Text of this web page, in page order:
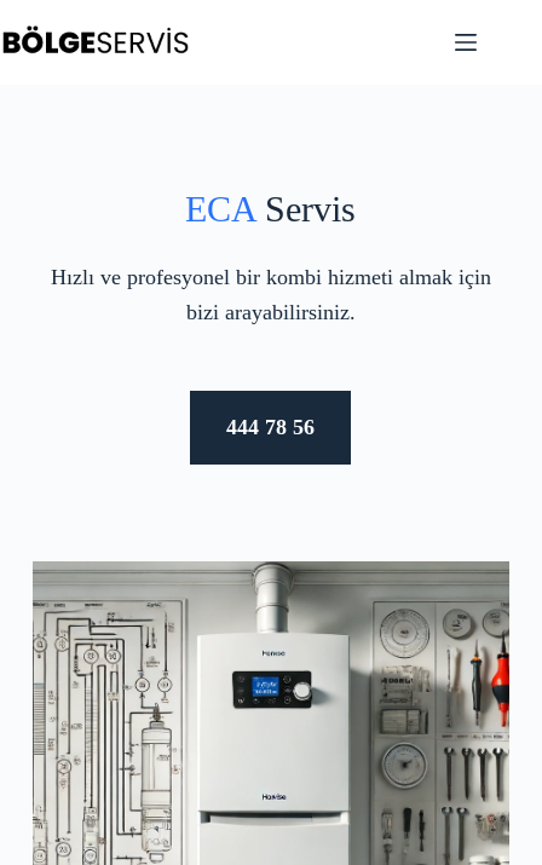
ECA Servis
Hızlı ve profesyonel bir kombi hizmeti almak için
bizi arayabilirsiniz.
444 78 56